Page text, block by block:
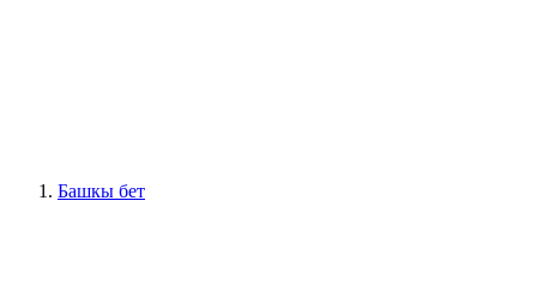
Башкы бет